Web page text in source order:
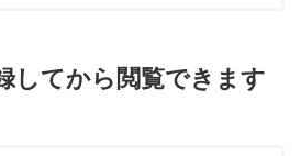
してから閲覧できます